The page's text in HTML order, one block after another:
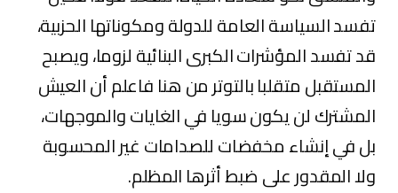
تفسد السياسة العامة للدولة ومكوناتها الحزبية،
قد تفسد المؤشرات الكبرى البنائية لزوما، ويصبح
المستقبل متقلبا بالتوتر من هنا فاعلم أن العيش
المشترك لن يكون سويا في الغايات والموجهات،
بل في إنشاء مخفضات للصدامات غير المحسوبة
ولا المقدور على ضبط أثرها المظلم.